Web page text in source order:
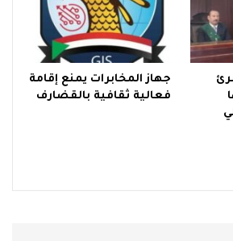
جهاز المخابرات يمنع إقامة
فعالية ثقافية بالقضارف